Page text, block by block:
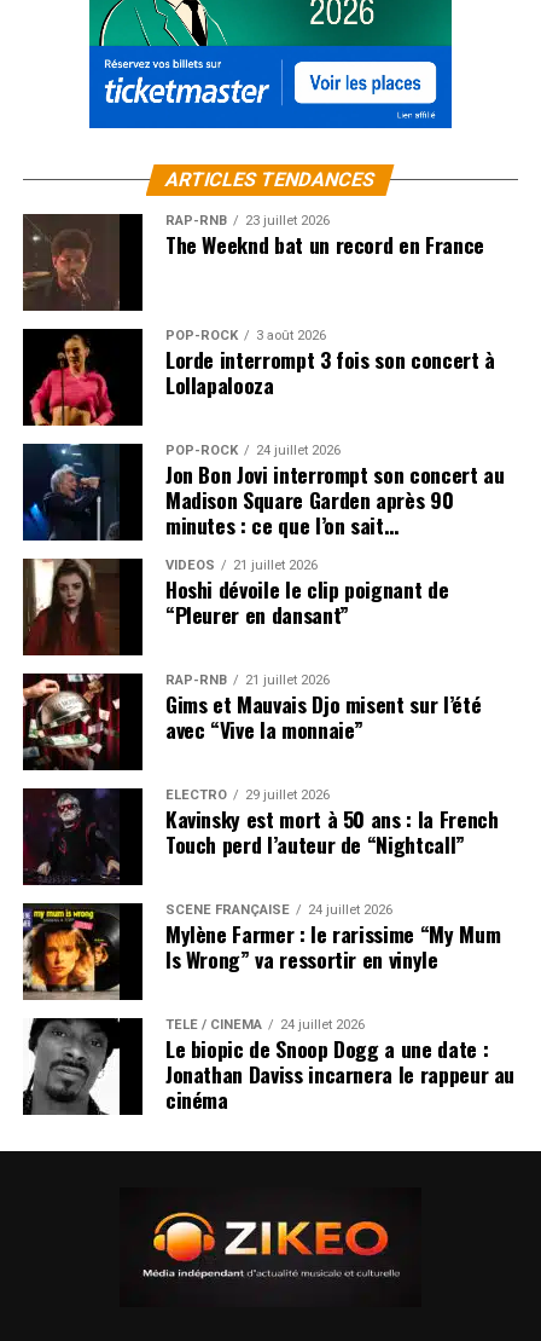
ARTICLES TENDANCES
RAP-RNB 23 juillet 2026
The Weeknd bat un record en France
POP-ROCK 3 août 2026
Lorde interrompt 3 fois son concert à
Lollapalooza
POP-ROCK 24 juillet 2026
Jon Bon Jovi interrompt son concert au
Madison Square Garden après 90
minutes : ce que l’on sait…
VIDEOS 21 juillet 2026
Hoshi dévoile le clip poignant de
“Pleurer en dansant”
RAP-RNB 21 juillet 2026
Gims et Mauvais Djo misent sur l’été
avec “Vive la monnaie”
ÉLECTRO 29 juillet 2026
Kavinsky est mort à 50 ans : la French
Touch perd l’auteur de “Nightcall”
SCÈNE FRANÇAISE 24 juillet 2026
Mylène Farmer : le rarissime “My Mum
Is Wrong” va ressortir en vinyle
TÉLÉ / CINÉMA 24 juillet 2026
Le biopic de Snoop Dogg a une date :
Jonathan Daviss incarnera le rappeur au
cinéma